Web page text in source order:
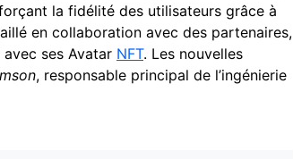
la fidélité des utilisateurs grâce à
en collaboration avec des partenaires,
ses Avatar NFT. Les nouvelles
, responsable principal de l’ingénierie